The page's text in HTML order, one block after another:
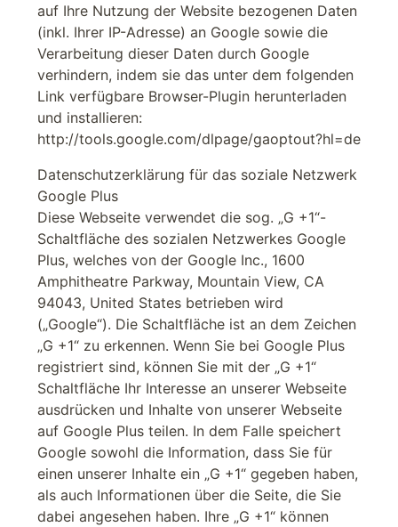
auf Ihre Nutzung der Website bezogenen Daten
(inkl. Ihrer IP-Adresse) an Google sowie die
Verarbeitung dieser Daten durch Google
verhindern, indem sie das unter dem folgenden
Link verfügbare Browser-Plugin herunterladen
und installieren:
http://tools.google.com/dlpage/gaoptout?hl=de
Datenschutzerklärung für das soziale Netzwerk
Google Plus
Diese Webseite verwendet die sog. „G +1“-
Schaltfläche des sozialen Netzwerkes Google
Plus, welches von der Google Inc., 1600
Amphitheatre Parkway, Mountain View, CA
94043, United States betrieben wird
(„Google“). Die Schaltfläche ist an dem Zeichen
„G +1“ zu erkennen. Wenn Sie bei Google Plus
registriert sind, können Sie mit der „G +1“
Schaltfläche Ihr Interesse an unserer Webseite
ausdrücken und Inhalte von unserer Webseite
auf Google Plus teilen. In dem Falle speichert
Google sowohl die Information, dass Sie für
einen unserer Inhalte ein „G +1“ gegeben haben,
als auch Informationen über die Seite, die Sie
dabei angesehen haben. Ihre „G +1“ können